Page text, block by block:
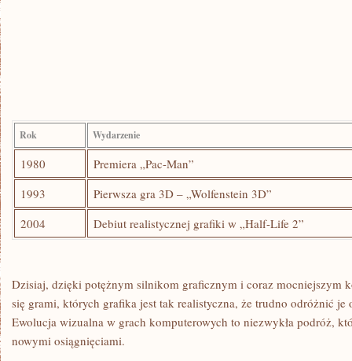
Rok Wydarzenie
1980
Premiera „Pac-Man”
1993
Pierwsza ‍gra 3D‍ – „Wolfenstein 3D”
2004
Debiut realistycznej grafiki ‌w „Half-Life 2”
Dzisiaj, dzięki potężnym silnikom ‌graficznym i coraz mocniejszym
się grami, których grafika jest tak⁣ realistyczna, że trudno odróżnić
Ewolucja wizualna w grach komputerowych​ to niezwykła podróż,
nowymi osiągnięciami.